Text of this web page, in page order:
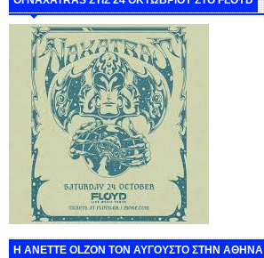
Η ANETTE OLZON ΤΟΝ ΑΥΓΟΥΣΤΟ ΣΤΗΝ ΑΘΗΝΑ